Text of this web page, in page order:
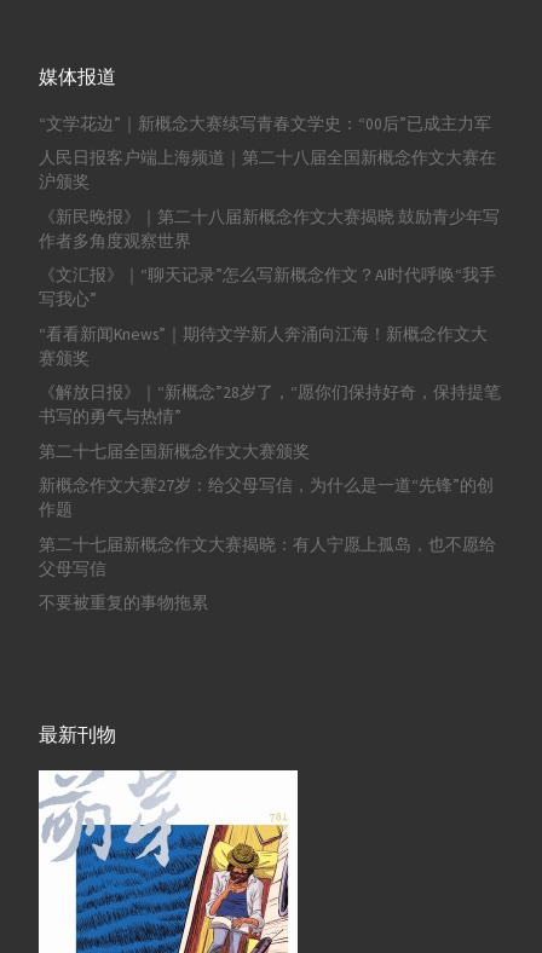
媒体报道
“文学花边”｜新概念大赛续写青春文学史：“00后”已成主力军
人民日报客户端上海频道｜第二十八届全国新概念作文大赛在
沪颁奖
《新民晚报》｜第二十八届新概念作文大赛揭晓 鼓励青少年写
作者多角度观察世界
《文汇报》｜“聊天记录”怎么写新概念作文？AI时代呼唤“我手
写我心”
“看看新闻Knews”｜期待文学新人奔涌向江海！新概念作文大
赛颁奖
《解放日报》｜“新概念”28岁了，“愿你们保持好奇，保持提笔
书写的勇气与热情”
第二十七届全国新概念作文大赛颁奖
新概念作文大赛27岁：给父母写信，为什么是一道“先锋”的创
作题
第二十七届新概念作文大赛揭晓：有人宁愿上孤岛，也不愿给
父母写信
不要被重复的事物拖累
最新刊物